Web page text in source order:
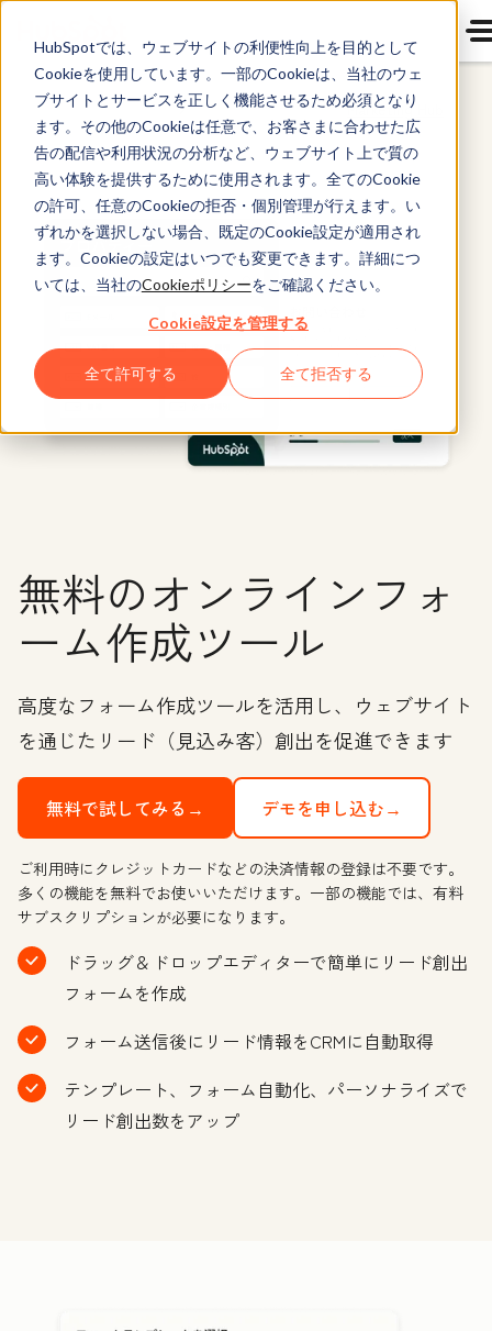
HubSpotでは、ウェブサイトの利便性向上を目的として
Cookieを使用しています。一部のCookieは、当社のウェ
ブサイトとサービスを正しく機能させるため必須となり
ます。その他のCookieは任意で、お客さまに合わせた広
告の配信や利用状況の分析など、ウェブサイト上で質の
高い体験を提供するために使用されます。全てのCookie
の許可、任意のCookieの拒否・個別管理が行えます。い
ずれかを選択しない場合、既定のCookie設定が適用され
ます。Cookieの設定はいつでも変更できます。詳細につ
いては、当社のCookieポリシーをご確認ください。
Cookie設定を管理する
全て許可する 全て拒否する
Marketing Hub
無料のオンラインフォ
ーム作成ツール
高度なフォーム作成ツールを活用し、ウェブサイト
を通じたリード（見込み客）創出を促進できます
無料で試してみる→ デモを申し込む→
ご利用時にクレジットカードなどの決済情報の登録は不要です。
多くの機能を無料でお使いいただけます。一部の機能では、有料
サブスクリプションが必要になります。
ドラッグ＆ドロップエディターで簡単にリード創出
フォームを作成
フォーム送信後にリード情報をCRMに自動取得
テンプレート、フォーム自動化、パーソナライズで
リード創出数をアップ